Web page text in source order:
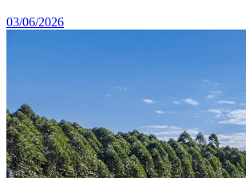
03/06/2026